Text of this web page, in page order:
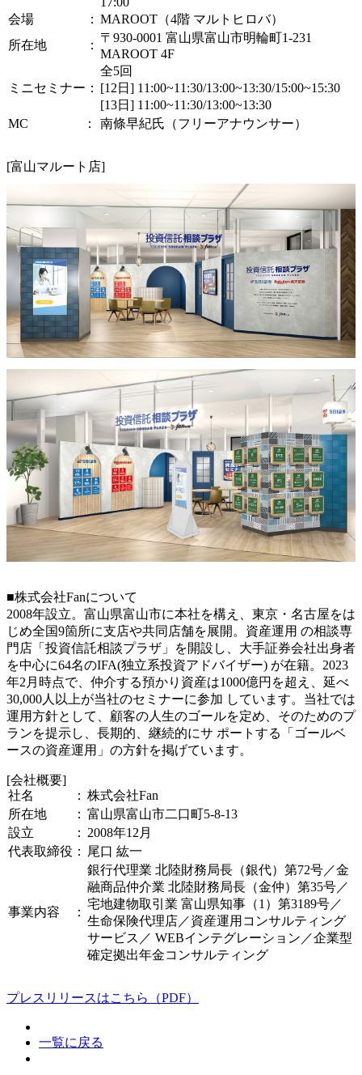
会場 ： MAROOT（4階 マルトヒロバ）
所在地 ：
〒930-0001 富山県富山市明輪町1-231
MAROOT 4F
ミニセミナー：
全5回
[12日] 11:00~11:30/13:00~13:30/15:00~15:30
[13日] 11:00~11:30/13:00~13:30
MC ：
南條早紀氏（フリーアナウンサー）
[富山マルート店]
■株式会社Fanについて
2008年設立。富山県富山市に本社を構え、東京・名古屋をは
じめ全国9箇所に支店や共同店舗を展開。資産運用 の相談専
門店「投資信託相談プラザ」を開設し、大手証券会社出身者
を中心に64名のIFA(独立系投資アドバイザー) が在籍。2023
年2月時点で、仲介する預かり資産は1000億円を超え、延べ
30,000人以上が当社のセミナーに参加 しています。当社では
運用方針として、顧客の人生のゴールを定め、そのためのプ
ランを提示し、長期的、継続的にサ ポートする「ゴールベ
ースの資産運用」の方針を掲げています。
[会社概要]
社名 ： 株式会社Fan
所在地 ： 富山県富山市二口町5-8-13
設立 ： 2008年12月
代表取締役：
尾口 紘一
事業内容 ：
銀行代理業 北陸財務局長（銀代）第72号／金
融商品仲介業 北陸財務局長（金仲）第35号／
宅地建物取引業 富山県知事（1）第3189号／
生命保険代理店／資産運用コンサルティング
サービス／ WEBインテグレーション／企業型
確定拠出年金コンサルティング
プレスリリースはこちら（PDF）
一覧に戻る